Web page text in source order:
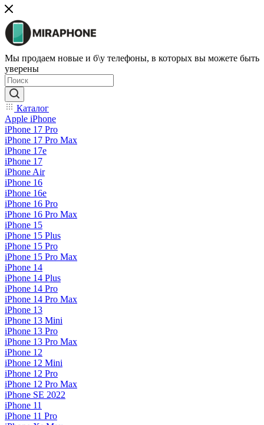
Мы продаем новые и б\у телефоны, в которых вы можете быть
уверены
Каталог
Apple iPhone
iPhone 17 Pro
iPhone 17 Pro Max
iPhone 17e
iPhone 17
iPhone Air
iPhone 16
iPhone 16e
iPhone 16 Pro
iPhone 16 Pro Max
iPhone 15
iPhone 15 Plus
iPhone 15 Pro
iPhone 15 Pro Max
iPhone 14
iPhone 14 Plus
iPhone 14 Pro
iPhone 14 Pro Max
iPhone 13
iPhone 13 Mini
iPhone 13 Pro
iPhone 13 Pro Max
iPhone 12
iPhone 12 Mini
iPhone 12 Pro
iPhone 12 Pro Max
iPhone SE 2022
iPhone 11
iPhone 11 Pro